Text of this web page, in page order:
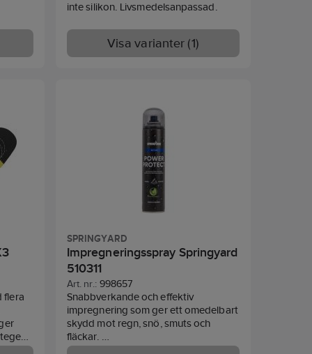
inte silikon. Livsmedelsanpassad.
Visa varianter (1)
flera
SPRINGYARD
Impregneringsspray Springyard
510311
Art. nr.: 998657
Snabbverkande och effektiv
impregnering som ger ett omedelbart
skydd mot regn, snö, smuts och
fläckar.
Bibehåller materialets